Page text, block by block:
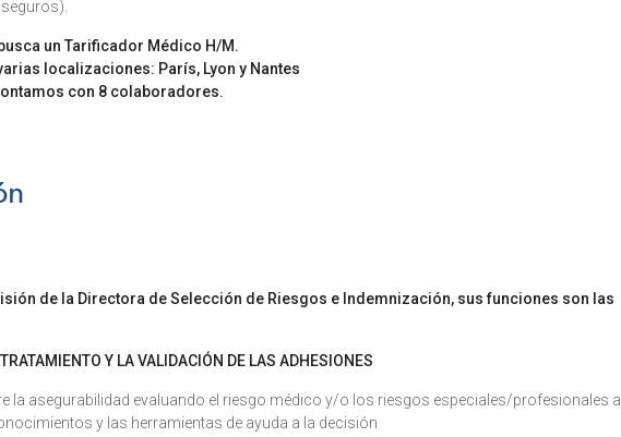
un Tarificador Médico H/M.
localizaciones: París, Lyon y Nantes
con 8 colaboradores.
de la Directora de Selección de Riesgos e Indemnización, sus funciones son las
Y LA VALIDACIÓN DE LAS ADHESIONES
la asegurabilidad evaluando el riesgo médico y/o los riesgos especiales/profesionales a
y las herramientas de ayuda a la decisión